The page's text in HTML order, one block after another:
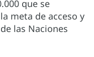
que se
meta de acceso y
las Naciones